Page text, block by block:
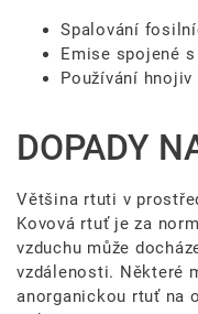
Spalování
Emise spojené
Používání
DOPADY
Většina rtuti v
Kovová rtuť je za
vzduchu může
vzdálenosti. Některé
anorganickou rtuť na